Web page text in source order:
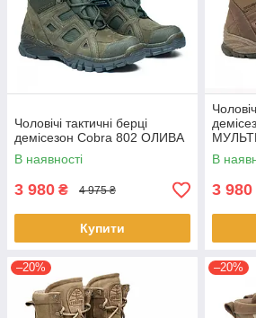
Чоловічі тактичні берці
демісезон Cobra 802 ОЛИВА
В наявності
3 980 ₴ 4 975 ₴
Купити
В
3 980
–20% –20%